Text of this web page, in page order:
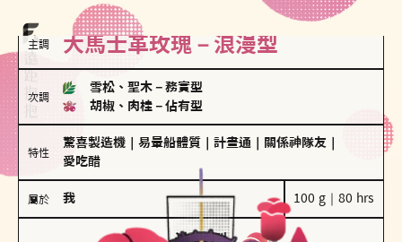
主調 大馬士革玫瑰－浪漫型
次調
雪松、聖木 － 務實型
胡椒、肉桂 － 佔有型
特性
驚喜製造機 易暈船體質 計畫通 關係神隊友
愛吃醋
屬於 我 100 g｜80 hrs